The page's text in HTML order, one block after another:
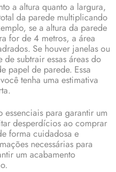
a altura quanto a largura,
da parede multiplicando
se a altura da parede
for de 4 metros, a área
Se houver janelas ou
subtrair essas áreas do
papel de parede. Essa
tenha uma estimativa
essenciais para garantir um
desperdícios ao comprar
forma cuidadosa e
necessárias para
um acabamento